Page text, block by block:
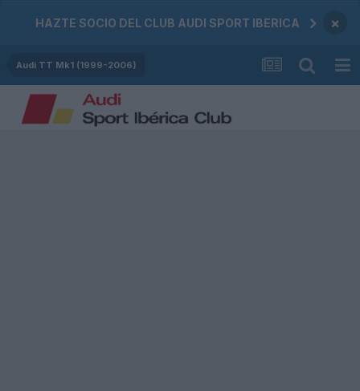
HAZTE SOCIO DEL CLUB AUDI SPORT IBERICA ×
Audi TT Mk1 (1999-2006)